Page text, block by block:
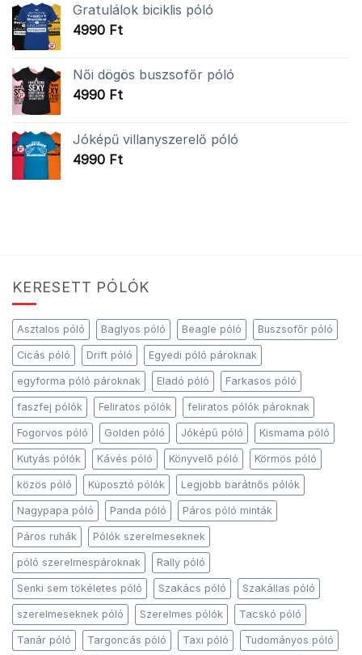
Gratulálok biciklis póló
4990 Ft
Női dögös buszsofőr póló
4990 Ft
Jóképű villanyszerelő póló
4990 Ft
KERESETT PÓLÓK
Asztalos póló Baglyos póló Beagle póló Buszsofőr póló
Cicás póló Drift póló Egyedi póló pároknak
egyforma póló pároknak Eladó póló Farkasos póló
faszfej pólók Feliratos pólók feliratos pólók pároknak
Fogorvos póló Golden póló Jóképű póló Kismama póló
Kutyás pólók Kávés póló Könyvelő póló Körmös póló
közös póló Kúposztó pólók Legjobb barátnős pólók
Nagypapa póló Panda póló Páros póló minták
Páros ruhák Pólók szerelmeseknek
póló szerelmespároknak Rally póló
Senki sem tökéletes póló Szakács póló Szakállas póló
szerelmeseknek póló Szerelmes pólók Tacskó póló
Tanár póló Targoncás póló Taxi póló Tudományos póló